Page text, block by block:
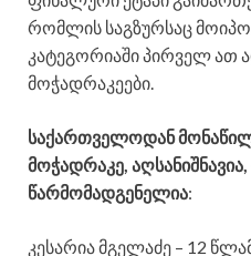
რომლის საგზურსაც
კატეგორიაში პირველ ათ
მოჭადრაკეები.
საქართველოდან
მოჭადრაკე,
წარმომადგენელია:
კესარია მგელაძე – 12